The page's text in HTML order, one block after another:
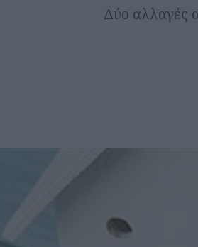
Δύο αλλαγές